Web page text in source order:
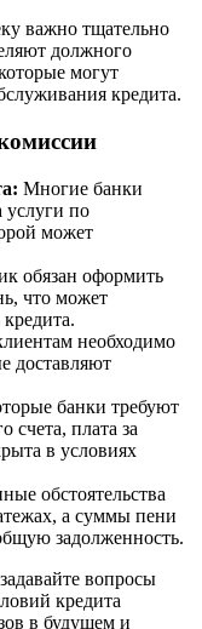
важно тщательно
должного
могут
кредита.
Многие банки
услуги по
может
обязан оформить
что может
необходимо
доставляют
банки требуют
счета, плата за
в условиях
обстоятельства
а суммы пени
задолженность.
вопросы
кредита
в будущем и